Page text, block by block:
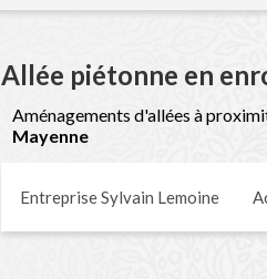
Allée piétonne en
Aménagements d'allées à
Mayenne
Entreprise Sylvain Lemoine